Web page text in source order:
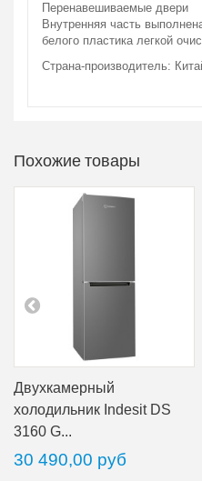
Перенавешиваемые двери
Внутренняя часть
белого пластика легкой
Страна-производитель:
Похожие товары
Двухкамерный
холодильник Indesit DS
3160 G...
30 490,00 руб